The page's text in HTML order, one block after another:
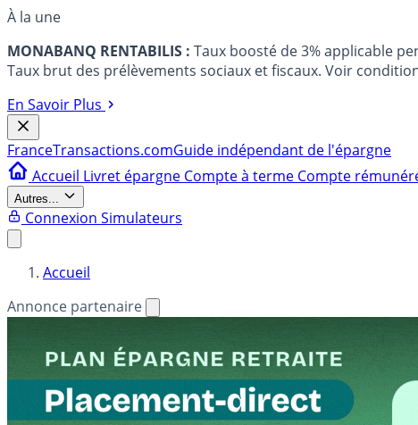
À la une
MONABANQ RENTABILIS : Taux boosté de 3% applicable
Taux brut des prélèvements sociaux et fiscaux. Voir
En Savoir Plus
FranceTransactions.comGuide indépendant de l'épargne
Accueil Livret épargne Compte à terme Compte
Autres...
Connexion Simulateurs
Accueil
Annonce partenaire